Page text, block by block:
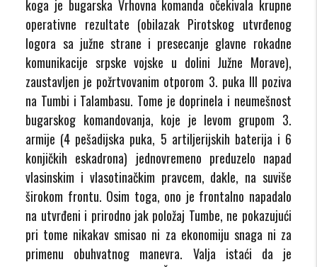
koga je bugarska Vrhovna komanda očekivala krupne
operativne rezultate (obilazak Pirotskog utvrđenog
logora sa južne strane i presecanje glavne rokadne
komunikacije srpske vojske u dolini Južne Morave),
zaustavljen je požrtvovanim otporom 3. puka III poziva
na Tumbi i Talambasu. Tome je doprinela i neumešnost
bugarskog komandovanja, koje je levom grupom 3.
armije (4 pešadijska puka, 5 artiljerijskih baterija i 6
konjičkih eskadrona) jednovremeno preduzelo napad
vlasinskim i vlasotinačkim pravcem, dakle, na suviše
širokom frontu. Osim toga, ono je frontalno napadalo
na utvrđeni i prirodno jak položaj Tumbe, ne pokazujući
pri tome nikakav smisao ni za ekonomiju snaga ni za
primenu obuhvatnog manevra. Valja istaći da je